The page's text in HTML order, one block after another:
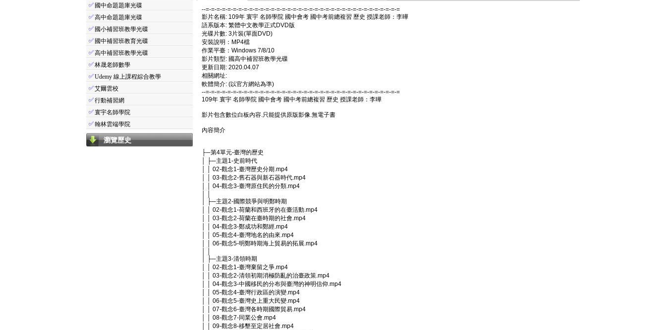
✅ 國中命題題庫光碟
✅高中命題題庫光碟
✅ 國小補習班教學光碟
✅ 國中補習班教育光碟
✅高中補習班教學光碟
✅林晟老師數學
✅Udemy 線上課程綜合教學
✅艾爾雲校
✅行動補習網
✅寰宇名師學院
✅翰林雲端學院
瀏覽歷史
--=-=-=-=-=-=-=-=-=-=-=-=-=-=-=-=-=-=-=-=-=-=-=-=-=-=-=-=-=-=-=-=-=-=-=-=
影片名稱: 109年 寰宇 名師學院 國中會考 國中考前總複習 歷史 授課老師：李曄
語系版本: 繁體中文教學正式DVD版
光碟片數: 3片裝(單面DVD)
安裝說明：MP4檔
作業平臺：Windows 7/8/10
影片類型: 國高中補習班教學光碟
更新日期: 2020.04.07
相關網址:
軟體簡介: (以官方網站為準)
--=-=-=-=-=-=-=-=-=-=-=-=-=-=-=-=-=-=-=-=-=-=-=-=-=-=-=-=-=-=-=-=-=-=-=-=
109年 寰宇 名師學院 國中會考 國中考前總複習 歷史 授課老師：李曄
影片包含數位白板內容.只能提供原版影像.無電子書
內容簡介
├─第4單元-臺灣的歷史
│ ├─主題1-史前時代
│ │ 02-觀念1-臺灣歷史分期.mp4
│ │ 03-觀念2-舊石器與新石器時代.mp4
│ │ 04-觀念3-臺灣原住民的分類.mp4
│ ├─主題2-國際競爭與明鄭時期
│ │ 02-觀念1-荷蘭和西班牙的在臺活動.mp4
│ │ 03-觀念2-荷蘭在臺時期的社會.mp4
│ │ 04-觀念3-鄭成功和鄭經.mp4
│ │ 05-觀念4-臺灣地名的由來.mp4
│ │ 06-觀念5-明鄭時期海上貿易的拓展.mp4
│ ├─主題3-清領時期
│ │ 02-觀念1-臺灣棄留之爭.mp4
│ │ 03-觀念2-清領初期消極防亂的治臺政策.mp4
│ │ 04-觀念3-中國移民的分布與臺灣的神明信仰.mp4
│ │ 05-觀念4-臺灣行政區的演變.mp4
│ │ 06-觀念5-臺灣史上重大民變.mp4
│ │ 07-觀念6-臺灣各時期國際貿易.mp4
│ │ 08-觀念7-同業公會.mp4
│ │ 09-觀念8-移墾至定居社會.mp4